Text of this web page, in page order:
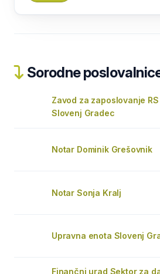
Sorodne
Zavod za zaposlovanje
Slovenj Gradec
Notar Dominik Grešovnik
Notar Sonja Kralj
Upravna enota Slovenj
Finančni urad Sektor za